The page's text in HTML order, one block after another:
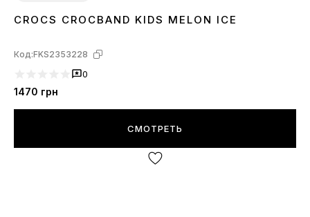
262728 293031323334
CROCS CROCBAND KIDS MELON ICE
Код:FKS2353228
0
1470 грн
СМОТРЕТЬ